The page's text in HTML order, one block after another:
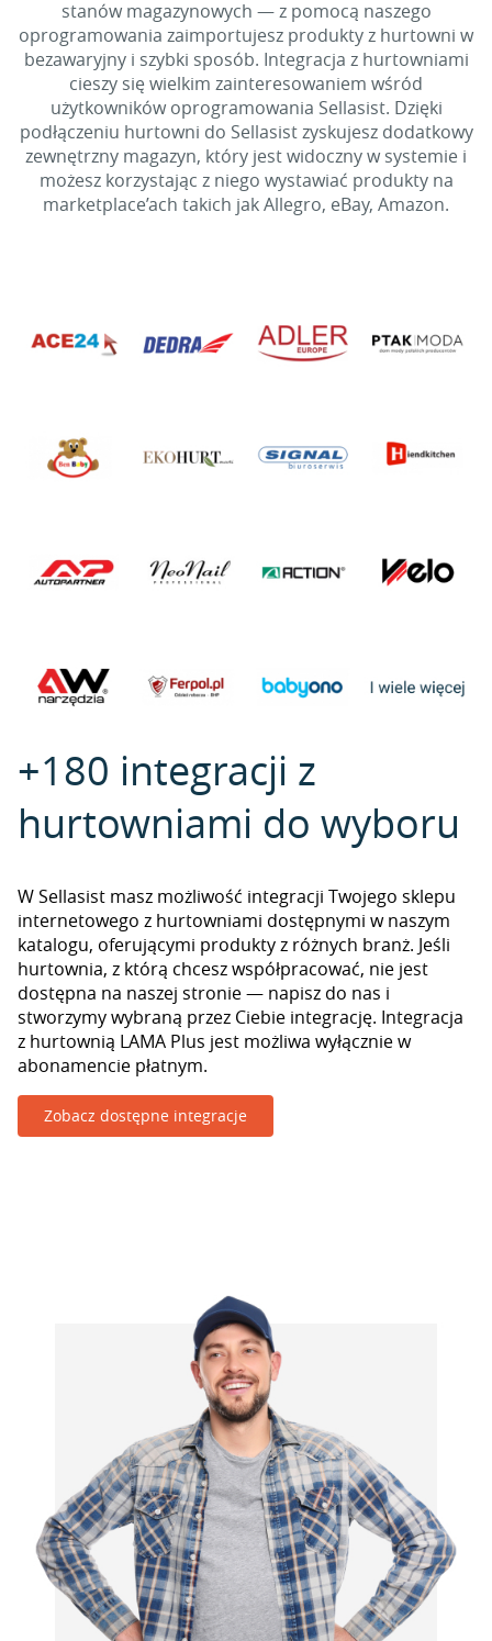
stanów magazynowych — z pomocą naszego
oprogramowania zaimportujesz produkty z hurtowni w
bezawaryjny i szybki sposób. Integracja z hurtowniami
cieszy się wielkim zainteresowaniem wśród
użytkowników oprogramowania Sellasist. Dzięki
podłączeniu hurtowni do Sellasist zyskujesz dodatkowy
zewnętrzny magazyn, który jest widoczny w systemie i
możesz korzystając z niego wystawiać produkty na
marketplace’ach takich jak Allegro, eBay, Amazon.
+180 integracji z
hurtowniami do wyboru
W Sellasist masz możliwość integracji Twojego sklepu
internetowego z hurtowniami dostępnymi w naszym
katalogu, oferującymi produkty z różnych branż. Jeśli
hurtownia, z którą chcesz współpracować, nie jest
dostępna na naszej stronie — napisz do nas i
stworzymy wybraną przez Ciebie integrację. Integracja
z hurtownią LAMA Plus jest możliwa wyłącznie w
abonamencie płatnym.
Zobacz dostępne integracje